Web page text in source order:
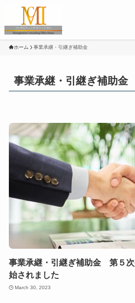
ホーム 事業承継・引継ぎ補助金
事業承継・引継ぎ補助金
事業承継・引継ぎ補助金 第５次
始されました
March 30, 2023